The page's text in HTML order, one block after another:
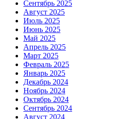
Сентябрь 2025
Август 2025
Июль 2025
Июнь 2025
Май 2025
Апрель 2025
Март 2025
Февраль 2025
Январь 2025
Декабрь 2024
Ноябрь 2024
Октябрь 2024
Сентябрь 2024
Август 2024